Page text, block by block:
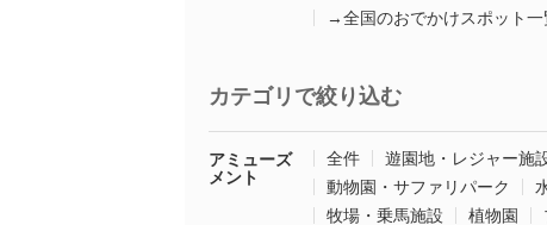
→全国のおでかけスポット一
カテゴリで絞り込む
アミューズ
メント
全件 遊園地・レジャー施
動物園・サファリパーク
牧場・乗馬施設
植物園